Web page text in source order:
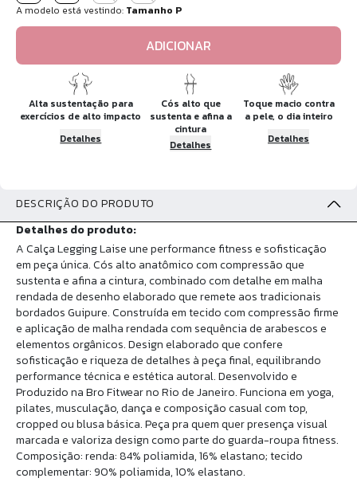
A modelo está vestindo: Tamanho P
ADICIONAR
Alta sustentação para
exercícios de alto impacto
Detalhes
Cós alto que
sustenta e afina a
cintura
Detalhes
Toque macio contra
a pele, o dia inteiro
Detalhes
DESCRIÇÃO DO PRODUTO
Detalhes do produto:
A Calça Legging Laise une performance fitness e sofisticação
em peça única. Cós alto anatômico com compressão que
sustenta e afina a cintura, combinado com detalhe em malha
rendada de desenho elaborado que remete aos tradicionais
bordados Guipure. Construída em tecido com compressão firme
e aplicação de malha rendada com sequência de arabescos e
elementos orgânicos. Design elaborado que confere
sofisticação e riqueza de detalhes à peça final, equilibrando
performance técnica e estética autoral. Desenvolvido e
Produzido na Bro Fitwear no Rio de Janeiro. Funciona em yoga,
pilates, musculação, dança e composição casual com top,
cropped ou blusa básica. Peça pra quem quer presença visual
marcada e valoriza design como parte do guarda-roupa fitness.
Composição: renda: 84% poliamida, 16% elastano; tecido
complementar: 90% poliamida, 10% elastano.